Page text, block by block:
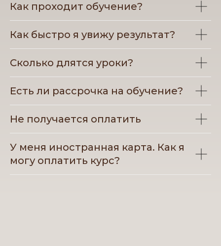
Как проходит обучение?
Как быстро я увижу результат?
Сколько длятся уроки?
Есть ли рассрочка на обучение?
Не получается оплатить
У меня иностранная карта. Как я
могу оплатить курс?